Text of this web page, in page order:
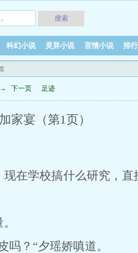
搜索
科幻小说 灵异小说 言情小说 排
→ 下一页 足迹
家宴（第1页）
在学校搞什么研究，直
？“夕瑶娇嗔道。